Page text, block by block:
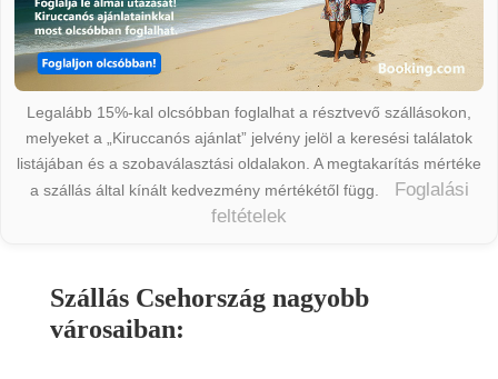
Legalább 15%-kal olcsóbban foglalhat a résztvevő szállásokon,
melyeket a „Kiruccanós ajánlat” jelvény jelöl a keresési találatok
listájában és a szobaválasztási oldalakon. A megtakarítás mértéke
a szállás által kínált kedvezmény mértékétől függ.
Foglalási
feltételek
Szállás Csehország nagyobb
városaiban: